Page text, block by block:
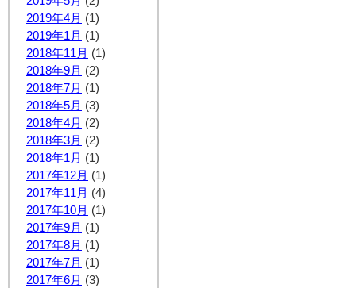
2019年4月 (1)
2019年1月 (1)
2018年11月 (1)
2018年9月 (2)
2018年7月 (1)
2018年5月 (3)
2018年4月 (2)
2018年3月 (2)
2018年1月 (1)
2017年12月 (1)
2017年11月 (4)
2017年10月 (1)
2017年9月 (1)
2017年8月 (1)
2017年7月 (1)
2017年6月 (3)